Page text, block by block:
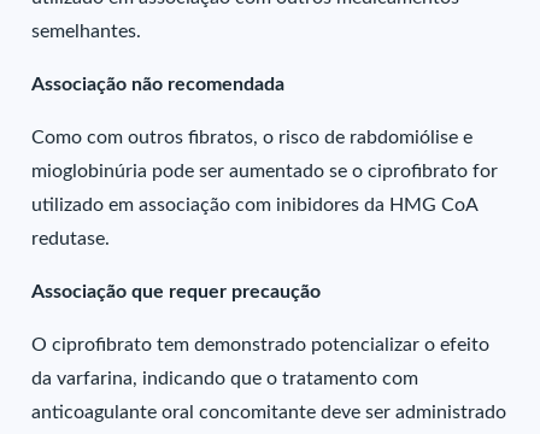
semelhantes.
Associação não recomendada
Como com outros fibratos, o risco de rabdomiólise e
mioglobinúria pode ser aumentado se o ciprofibrato for
utilizado em associação com inibidores da HMG CoA
redutase.
Associação que requer precaução
O ciprofibrato tem demonstrado potencializar o efeito
da varfarina, indicando que o tratamento com
anticoagulante oral concomitante deve ser administrado